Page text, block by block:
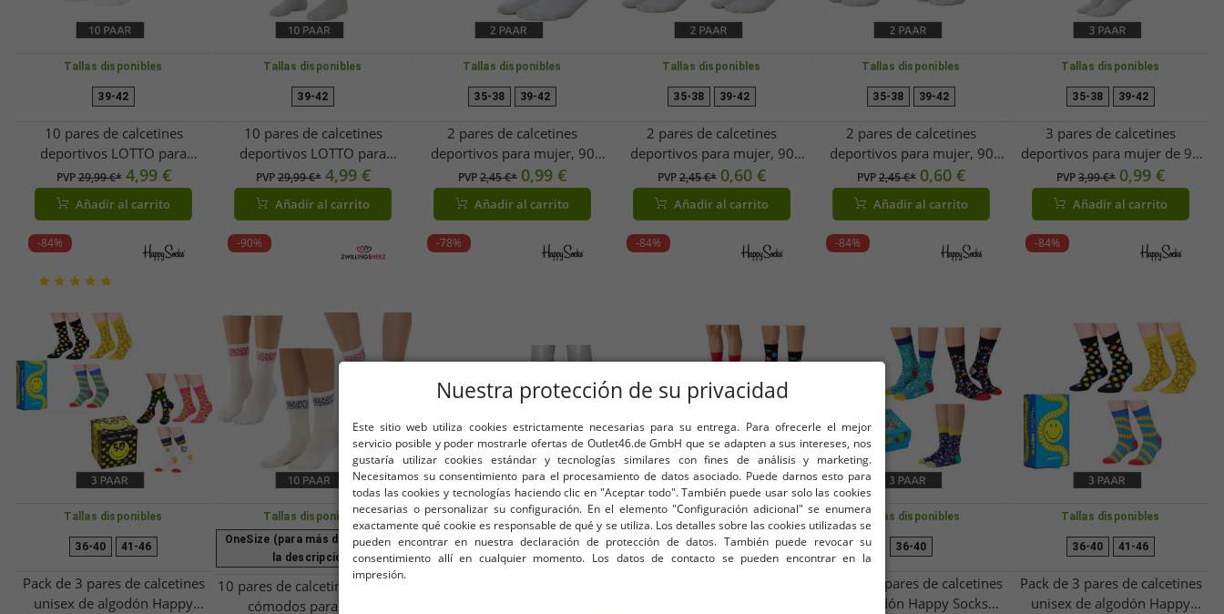
Tallas disponibles
39-42
10 pares de calcetines
deportivos LOTTO para
hombre y mujer, calcetines de
entrenamiento, calcetines de
tenis, calcetines de algodón,
PVP29,99 €* 4,99 €
Añadir al carrito
Tallas disponibles
39-42
10 pares de calcetines
deportivos LOTTO para
hombre y mujer, calcetines de
entrenamiento, calcetines de
tenis, calcetines de algodón
8986012 grises
PVP29,99 €* 4,99 €
Añadir al carrito
Tallas disponibles
35-38 39-42
2 pares de calcetines
deportivos para mujer, 90
deniers, opacos y cálidos, de
algodón, blanco/rosa o
blanco/lila
PVP2,45 €* 0,99 €
Añadir al carrito
Tallas disponibles
35-38 39-42
2 pares de calcetines
deportivos para mujer, 90
deniers, de algodón opaco y
cálido, blanco/rosa
PVP2,45 €* 0,60 €
Añadir al carrito
Tallas disponibles
35-38 39-42
2 pares de calcetines
deportivos para mujer, 90
deniers, de algodón opaco y
cálido, blanco/morado
PVP2,45 €* 0,60 €
Añadir al carrito
Tallas disponibles
35-38 39-42
3 pares de calcetines
deportivos para mujer de 90
deniers, opacos y cálidos, de
algodón, color blanco.
PVP3,99 €* 0,99 €
Añadir al carrito
-84%
Tallas disponibles
36-40 41-46
Pack de 3 pares de calcetines
unisex de algodón Happy
-90%
Tallas disponibles
OneSize (para más detalles, vea
la descripción)
10 pares de calcetines de tenis
cómodos para mujer
-78%
Tallas disponibles
36-40
-84%
Tallas disponibles
41-46
-84%
Tallas disponibles
36-40
Pack de 3 pares de calcetines
de algodón Happy Socks
-84%
Tallas disponibles
36-40 41-46
Pack de 3 pares de calcetines
unisex de algodón Happy
Nuestra protección de su privacidad
Este sitio web utiliza cookies estrictamente necesarias para su entrega. Para ofrecerle el mejor
servicio posible y poder mostrarle ofertas de Outlet46.de GmbH que se adapten a sus intereses, nos
gustaría utilizar cookies estándar y tecnologías similares con fines de análisis y marketing.
Necesitamos su consentimiento para el procesamiento de datos asociado. Puede darnos esto para
todas las cookies y tecnologías haciendo clic en "Aceptar todo". También puede usar solo las cookies
necesarias o personalizar su configuración. En el elemento "Configuración adicional" se enumera
exactamente qué cookie es responsable de qué y se utiliza. Los detalles sobre las cookies utilizadas se
pueden encontrar en nuestra declaración de protección de datos. También puede revocar su
consentimiento allí en cualquier momento. Los datos de contacto se pueden encontrar en la
impresión.